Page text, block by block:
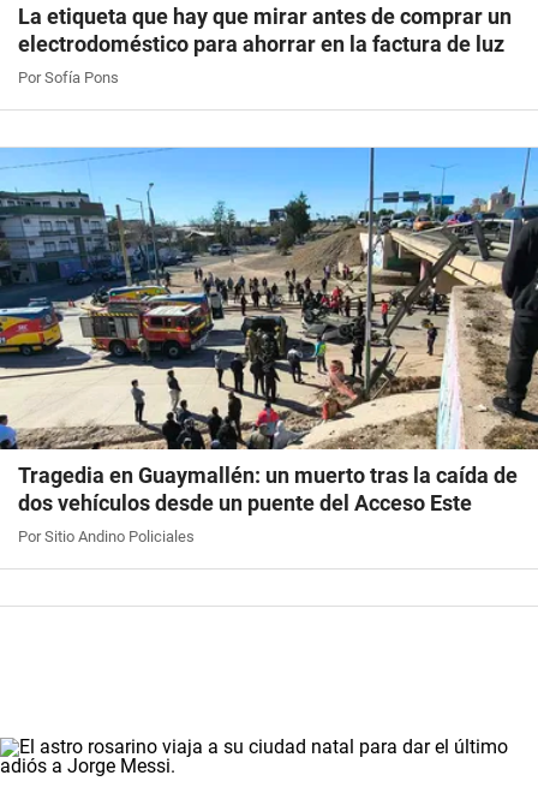
La etiqueta que hay que mirar antes de comprar un
electrodoméstico para ahorrar en la factura de luz
Por Sofía Pons
Tragedia en Guaymallén: un muerto tras la caída de
dos vehículos desde un puente del Acceso Este
Por Sitio Andino Policiales